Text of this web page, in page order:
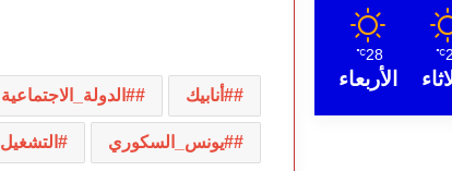
#أنابيك #الدولة_الاجتماعية
#يونس_السكوري التشغيل
℃
28
℃
الأربعاء